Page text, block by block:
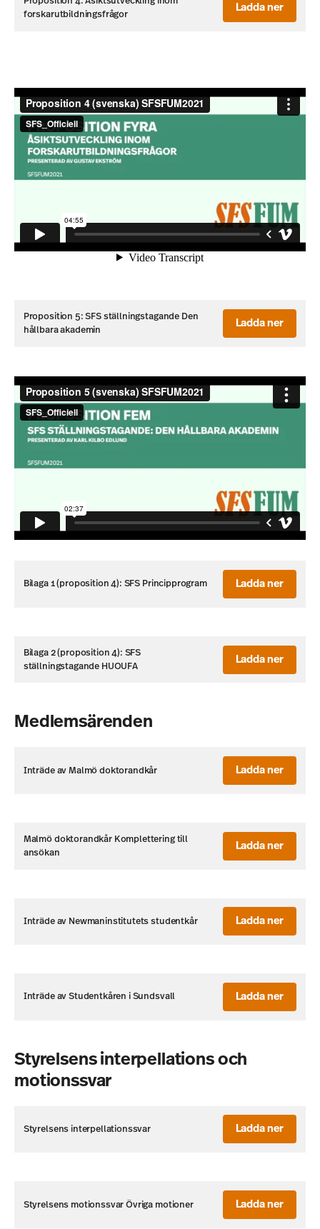
forskarutbildningsfrågor
Ladda ner
Proposition 5: SFS ställningstagande Den
hållbara akademin
Ladda ner
Bilaga 1 (proposition 4): SFS Principprogram Ladda ner
Bilaga 2 (proposition 4): SFS
ställningstagande HUOUFA
Ladda ner
Medlemsärenden
Inträde av Malmö doktorandkår Ladda ner
Malmö doktorandkår Komplettering till
ansökan
Ladda ner
Inträde av Newmaninstitutets studentkår Ladda ner
Inträde av Studentkåren i Sundsvall Ladda ner
Styrelsens interpellations och
motionssvar
Styrelsens interpellationssvar Ladda ner
Styrelsens motionssvar Övriga motioner Ladda ner